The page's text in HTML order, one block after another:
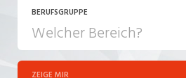
JOB-TYP
Festanstellung
BERUFSGRUPPE
ZEIGE MIR